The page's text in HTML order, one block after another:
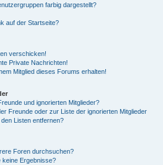
farbig dargestellt?
auf der Startseite?
verschicken!
Private Nachrichten!
Mitglied dieses Forums erhalten!
und ignorierten Mitglieder?
Freunde oder zur Liste der ignorierten Mitglieder
Listen entfernen?
Foren durchsuchen?
keine Ergebnisse?